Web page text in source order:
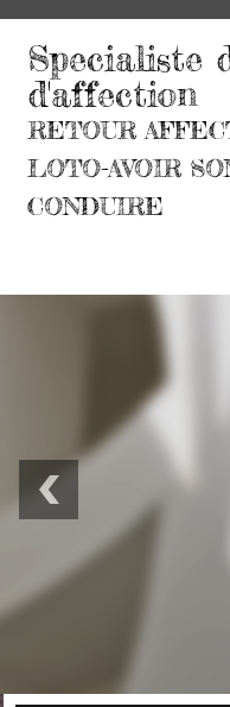
Specialiste
d'affection
RETOUR
LOTO-AVOIR
CONDUIRE